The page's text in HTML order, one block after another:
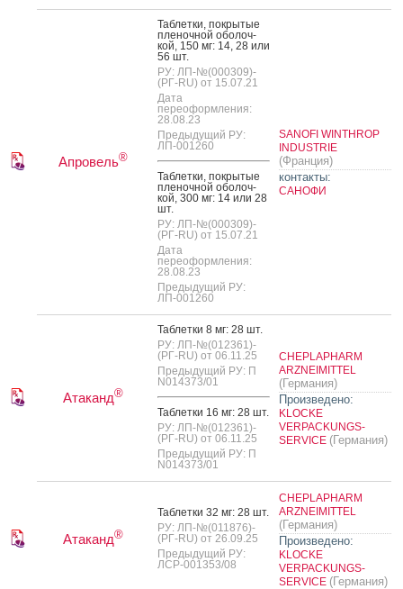
Апровель®
Таб­летки, пок­ры­тые
пле­ноч­ной обо­лоч­
кой, 150 мг: 14, 28 или
56 шт.
РУ: ЛП-№(000309)-
(РГ-RU) от 15.07.21
Дата
переоформления:
28.08.23
Предыдущий РУ:
ЛП-001260
Таб­летки, пок­ры­тые
пле­ноч­ной обо­лоч­
кой, 300 мг: 14 или 28
шт.
РУ: ЛП-№(000309)-
(РГ-RU) от 15.07.21
Дата
переоформления:
28.08.23
Предыдущий РУ:
ЛП-001260
SANOFI WINTHROP
INDUSTRIE
(Франция)
контакты:
САНОФИ
Атаканд®
Таб­летки 8 мг: 28 шт.
РУ: ЛП-№(012361)-
(РГ-RU) от 06.11.25
Предыдущий РУ: П
N014373/01
Таб­летки 16 мг: 28 шт.
РУ: ЛП-№(012361)-
(РГ-RU) от 06.11.25
Предыдущий РУ: П
N014373/01
CHEPLAPHARM
ARZNEIMITTEL
(Германия)
Произведено:
KLOCKE
VERPACKUNGS-
SERVICE (Германия)
Атаканд®
Таб­летки 32 мг: 28 шт.
РУ: ЛП-№(011876)-
(РГ-RU) от 26.09.25
Предыдущий РУ:
ЛСР-001353/08
CHEPLAPHARM
ARZNEIMITTEL
(Германия)
Произведено:
KLOCKE
VERPACKUNGS-
SERVICE (Германия)